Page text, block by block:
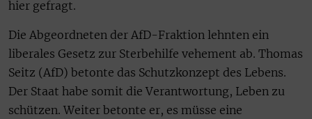
hier gefragt.
Die Abgeordneten der AfD-Fraktion lehnten ein
liberales Gesetz zur Sterbehilfe vehement ab. Thomas
Seitz (AfD) betonte das Schutzkonzept des Lebens.
Der Staat habe somit die Verantwortung, Leben zu
schützen. Weiter betonte er, es müsse eine